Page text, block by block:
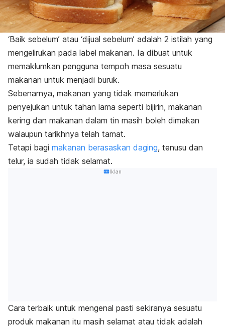
‘Baik sebelum’ atau ‘dijual sebelum’ adalah 2 istilah yang
mengelirukan pada label makanan. Ia dibuat untuk
memaklumkan pengguna tempoh masa sesuatu
makanan untuk menjadi buruk.
Sebenarnya, makanan yang tidak memerlukan
penyejukan untuk tahan lama seperti bijirin, makanan
kering dan makanan dalam tin masih boleh dimakan
walaupun tarikhnya telah tamat.
Tetapi bagi makanan berasaskan daging, tenusu dan
telur, ia sudah tidak selamat.
Iklan
Cara terbaik untuk mengenal pasti sekiranya sesuatu
produk makanan itu masih selamat atau tidak adalah